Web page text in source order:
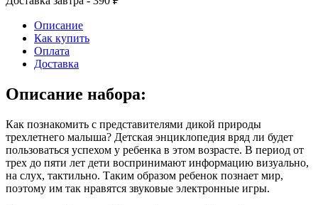
Описание
Как купить
Оплата
Доставка
Описание набора:
Как познакомить с представителями дикой природы
трехлетнего малыша? Детская энциклопедия вряд ли будет
пользоваться успехом у ребенка в этом возрасте. В период от
трех до пяти лет дети воспринимают информацию визуально,
на слух, тактильно. Таким образом ребенок познает мир,
поэтому им так нравятся звуковые электронные игры.